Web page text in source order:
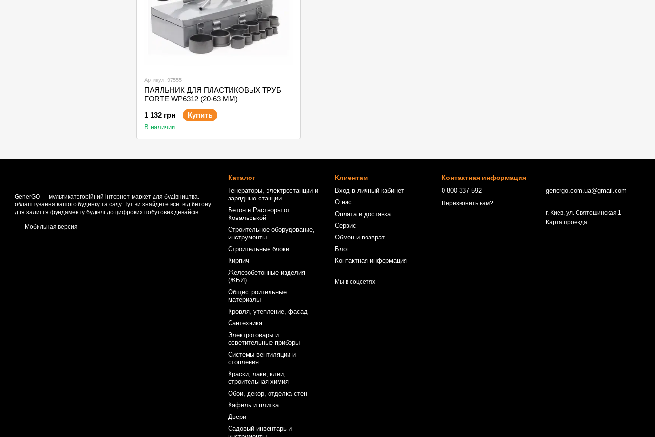
Артикул: 97555
ПАЯЛЬНИК ДЛЯ ПЛАСТИКОВЫХ ТРУБ
FORTE WP6312 (20-63 ММ)
1 132 грн
Купить
В наличии
GenerGO — мультикатегорійний інтернет-маркет для будівництва,
облаштування вашого будинку та саду. Тут ви знайдете все: від бетону
для залиття фундаменту будівлі до цифрових побутових девайсів.
Мобильная версия
Каталог
Генераторы, электростанции и
зарядные станции
Бетон и Растворы от
Ковальськой
Строительное оборудование,
инструменты
Строительные блоки
Кирпич
Железобетонные изделия
(ЖБИ)
Общестроительные
материалы
Кровля, утепление, фасад
Сантехника
Электротовары и
осветительные приборы
Системы вентиляции и
отопления
Краски, лаки, клеи,
строительная химия
Обои, декор, отделка стен
Кафель и плитка
Двери
Садовый инвентарь и
Клиентам
Вход в личный кабинет
О нас
Оплата и доставка
Сервис
Обмен и возврат
Блог
Контактная информация
Мы в соцсетях
Контактная информация
0 800 337 592
Перезвонить вам?
genergo.com.ua@gmail.com
г. Киев, ул. Святошинская 1
Карта проезда